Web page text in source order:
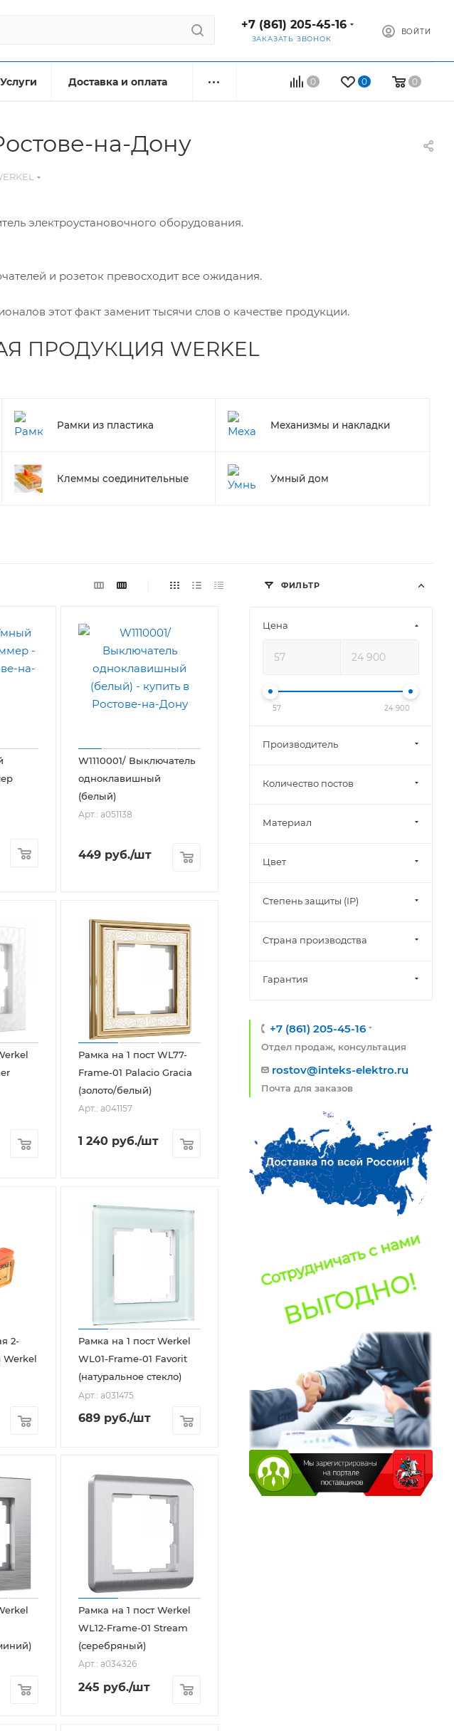
+7 (861) 205-45-16
ЗАКАЗАТЬ ЗВОНОК
ВОЙТИ
0 0 0
Услуги Доставка и оплата
на-Дону
электроустановочного оборудования.
и розеток превосходит все ожидания.
этот факт заменит тысячи слов о качестве продукции.
ПРОДУКЦИЯ WERKEL
Рамки из пластика Механизмы и накладки
Клеммы соединительные Умный дом
W1110001/ Выключатель
одноклавишный
(белый)
Арт.: a051138
449 руб./шт
Рамка на 1 пост WL77-
Frame-01 Palacio Gracia
(золото/белый)
Арт.: a041157
1 240 руб./шт
2-
Werkel
Рамка на 1 пост Werkel
WL01-Frame-01 Favorit
(натуральное стекло)
Арт.: a031475
689 руб./шт
Рамка на 1 пост Werkel
WL12-Frame-01 Stream
(серебряный)
Арт.: a034326
245 руб./шт
ФИЛЬТР
Цена
57 24 900
Производитель
Количество постов
Материал
Цвет
Степень защиты (IP)
Страна производства
Гарантия
+7 (861) 205-45-16
Отдел продаж, консультация
rostov@inteks-elektro.ru
Почта для заказов